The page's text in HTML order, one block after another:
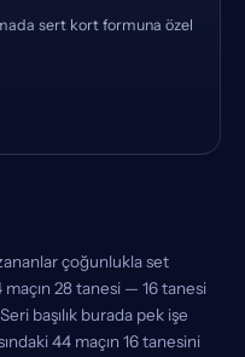
sert kort formuna özel
çoğunlukla set
28 tanesi — 16 tanesi
başılık burada pek işe
44 maçın 16 tanesini